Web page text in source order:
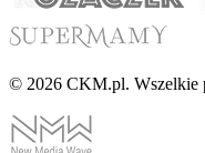
© 2026 CKM.pl. Wszelkie